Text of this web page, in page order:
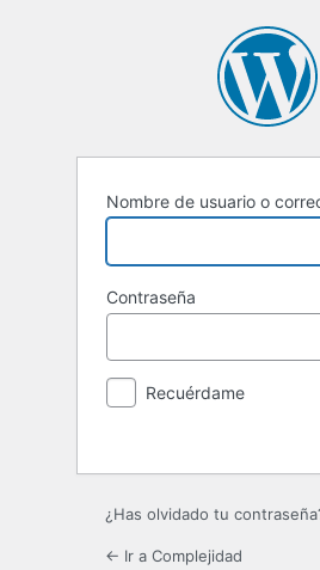
Nombre de usuario o
Contraseña
Recuérdame
¿Has olvidado tu
← Ir a Complejidad